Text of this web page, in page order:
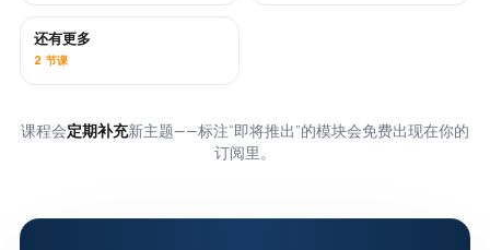
即将推出
还有更多
2 节课
课程会定期补充新主题——标注“即将推出”的模块会免费出现在你的
订阅里。